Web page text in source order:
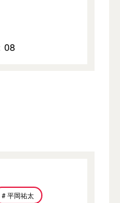
08
# 平岡祐太